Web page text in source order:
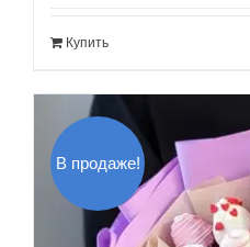
Купить
В продаже!